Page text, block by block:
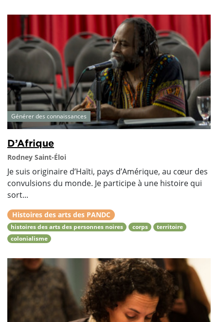
Générer des connaissances
D’Afrique
Rodney Saint-Éloi
Je suis originaire d’Haïti, pays d’Amérique, au cœur des
convulsions du monde. Je participe à une histoire qui
sort...
Histoires des arts des PANDC
histoires des arts des personnes noires corps
territoire
colonialisme